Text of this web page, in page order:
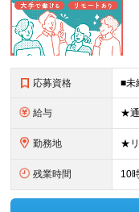
応募資格
給与
勤務地
残業時間 10